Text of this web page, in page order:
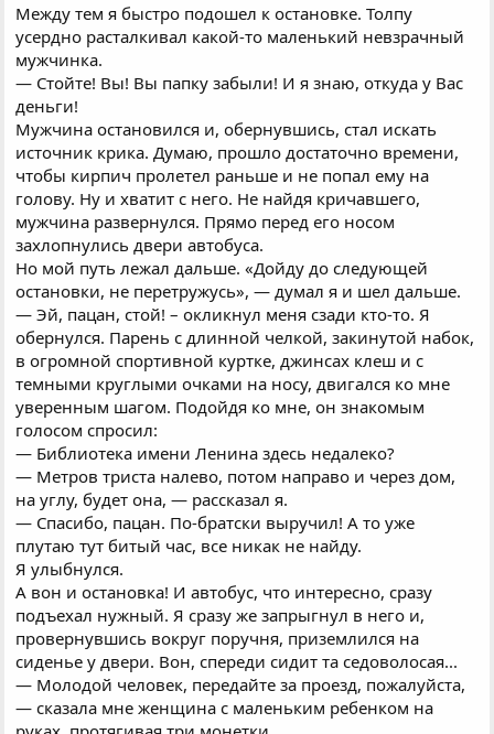
Между тем я быстро подошел к остановке. Толпу
усердно расталкивал какой-то маленький невзрачный
мужчинка.
— Стойте! Вы! Вы папку забыли! И я знаю, откуда у Вас
деньги!
Мужчина остановился и, обернувшись, стал искать
источник крика. Думаю, прошло достаточно времени,
чтобы кирпич пролетел раньше и не попал ему на
голову. Ну и хватит с него. Не найдя кричавшего,
мужчина развернулся. Прямо перед его носом
захлопнулись двери автобуса.
Но мой путь лежал дальше. «Дойду до следующей
остановки, не перетружусь», — думал я и шел дальше.
— Эй, пацан, стой! – окликнул меня сзади кто-то. Я
обернулся. Парень с длинной челкой, закинутой набок,
в огромной спортивной куртке, джинсах клеш и с
темными круглыми очками на носу, двигался ко мне
уверенным шагом. Подойдя ко мне, он знакомым
голосом спросил:
— Библиотека имени Ленина здесь недалеко?
— Метров триста налево, потом направо и через дом,
на углу, будет она, — рассказал я.
— Спасибо, пацан. По-братски выручил! А то уже
плутаю тут битый час, все никак не найду.
Я улыбнулся.
А вон и остановка! И автобус, что интересно, сразу
подъехал нужный. Я сразу же запрыгнул в него и,
провернувшись вокруг поручня, приземлился на
сиденье у двери. Вон, спереди сидит та седоволосая...
— Молодой человек, передайте за проезд, пожалуйста,
— сказала мне женщина с маленьким ребенком на